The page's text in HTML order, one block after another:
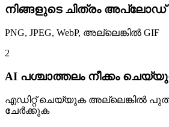
നിങ്ങളുടെ ചിത്രം
PNG, JPEG, WebP, അല്ലെങ്കിൽ GIF
2
AI പശ്ചാത്തലം നീക്കം
എഡിറ്റ് ചെയ്യുക അല്ലെങ്കിൽ
ചേർക്കുക